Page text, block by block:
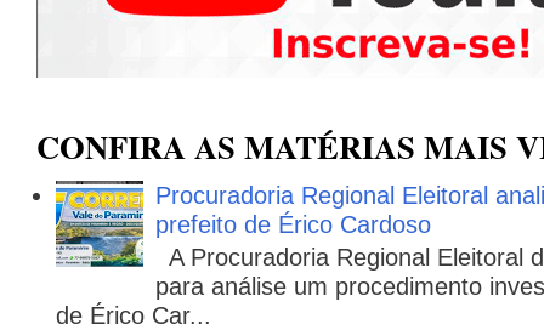
CONFIRA AS MATÉRIAS MAIS
Procuradoria Regional Eleitoral
prefeito de Érico Cardoso
A Procuradoria Regional Eleitoral
para análise um procedimento
de Érico Car...